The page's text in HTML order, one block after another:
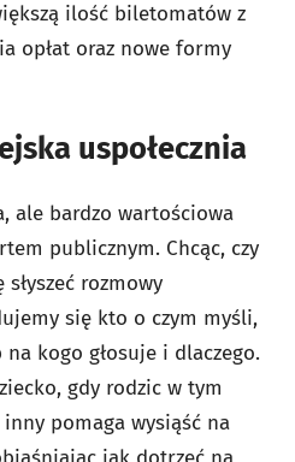
ilość biletomatów z
opłat oraz nowe formy
uspołecznia
ale bardzo wartościowa
publicznym. Chcąc, czy
rozmowy
się kto o czym myśli,
kogo głosuje i dlaczego.
gdy rodzic w tym
pomaga wysiąść na